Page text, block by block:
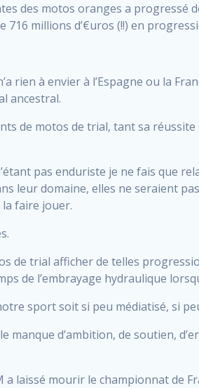
des motos oranges a progressé
millions d’€uros (!!) en
rien à envier à l’Espagne ou la
ancestral.
de motos de trial, tant sa
pas enduriste je ne fais que
leur domaine, elles ne seraient
la faire jouer.
de trial afficher de telles
de l’embrayage hydraulique
sport soit si peu médiatisé, si
d’ambition, de soutien,
a laissé mourir le championnat de